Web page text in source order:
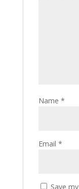
Name *
Email *
Save